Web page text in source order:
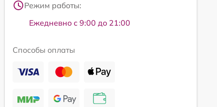
Режим работы:
Ежедневно с 9:00 до 21:00
Способы оплаты